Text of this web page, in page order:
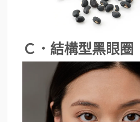
Ｃ．結構型黑眼圈